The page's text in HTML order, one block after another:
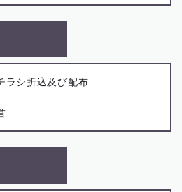
ラシ折込及び配布